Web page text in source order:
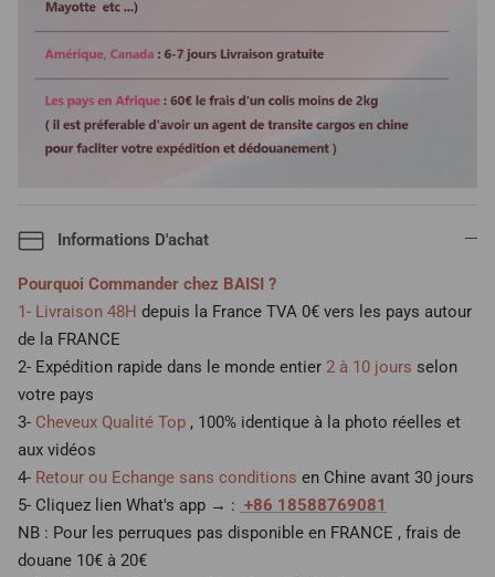
Informations D'achat
Pourquoi Commander chez BAISI ?
1- Livraison 48H depuis la France TVA 0€ vers les pays autour
de la FRANCE
2- Expédition rapide dans le monde entier 2 à 10 jours selon
votre pays
3- Cheveux Qualité Top , 100% identique à la photo réelles et
aux vidéos
4- Retour ou Echange sans conditions en Chine avant 30 jours
5- Cliquez lien What's app → : +86 18588769081
NB : Pour les perruques pas disponible en FRANCE , frais de
douane 10€ à 20€